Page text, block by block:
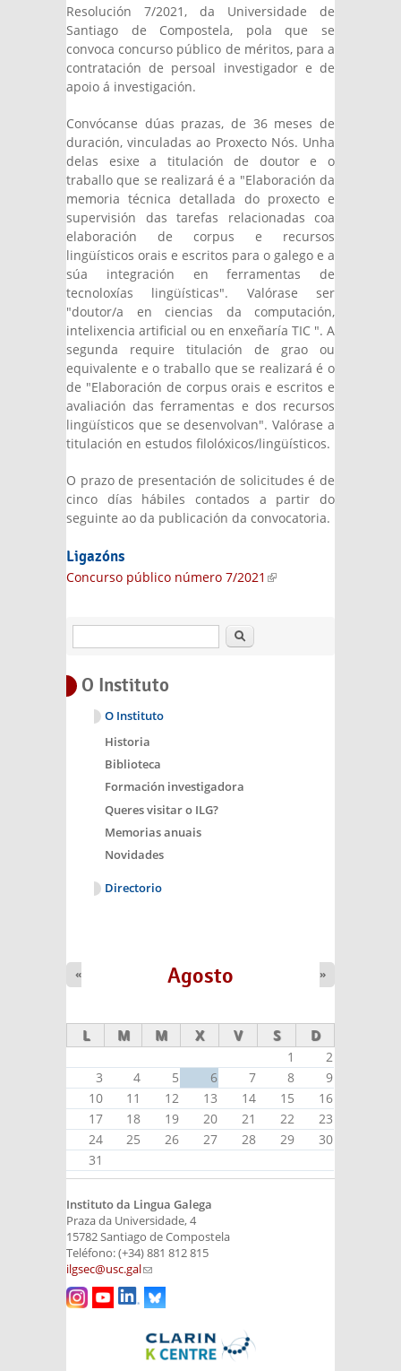
Resolución 7/2021, da Universidade de
Santiago de Compostela, pola que se
convoca concurso público de méritos, para a
contratación de persoal investigador e de
apoio á investigación.
Convócanse dúas prazas, de 36 meses de
duración, vinculadas ao Proxecto Nós. Unha
delas esixe a titulación de doutor e o
traballo que se realizará é a "Elaboración da
memoria técnica detallada do proxecto e
supervisión das tarefas relacionadas coa
elaboración de corpus e recursos
lingüísticos orais e escritos para o galego e a
súa integración en ferramentas de
tecnoloxías lingüísticas". Valórase ser
"doutor/a en ciencias da computación,
intelixencia artificial ou en enxeñaría TIC ". A
segunda require titulación de grao ou
equivalente e o traballo que se realizará é o
de "Elaboración de corpus orais e escritos e
avaliación das ferramentas e dos recursos
lingüísticos que se desenvolvan". Valórase a
titulación en estudos filolóxicos/lingüísticos.
O prazo de presentación de solicitudes é de
cinco días hábiles contados a partir do
seguinte ao da publicación da convocatoria.
Ligazóns
Concurso público número 7/2021 (link is
Buscar
O Instituto
O Instituto
Historia
Biblioteca
Formación investigadora
Queres visitar o ILG?
Memorias anuais
Novidades
Directorio
Agosto
« »
L M M X V S D
1
2
3
4 5 6 7 8
9
10
11 12 13 14 15
16
17
18 19 20 21 22
23
24
25 26 27 28 29
30
31
Instituto da Lingua Galega
Praza da Universidade, 4
15782 Santiago de Compostela
Teléfono: (+34) 881 812 815
ilgsec@usc.gal(link sends e-mail)